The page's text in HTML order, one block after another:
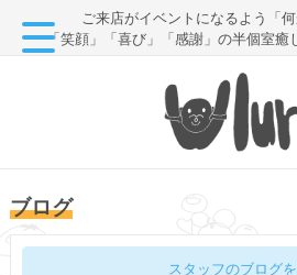
ご来店がイベントになるよう「
「笑顔」「喜び」「感謝」の半個室
ブログ
スタッフのブログ